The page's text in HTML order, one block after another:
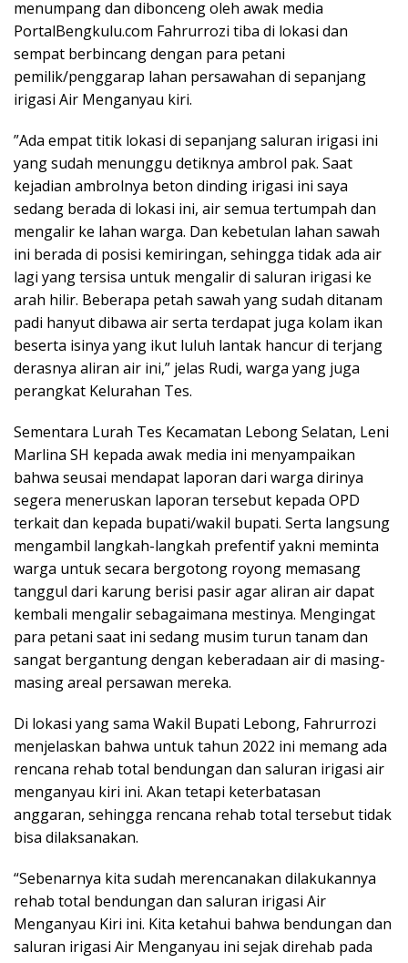
menumpang dan dibonceng oleh awak media
PortalBengkulu.com Fahrurrozi tiba di lokasi dan
sempat berbincang dengan para petani
pemilik/penggarap lahan persawahan di sepanjang
irigasi Air Menganyau kiri.
”Ada empat titik lokasi di sepanjang saluran irigasi ini
yang sudah menunggu detiknya ambrol pak. Saat
kejadian ambrolnya beton dinding irigasi ini saya
sedang berada di lokasi ini, air semua tertumpah dan
mengalir ke lahan warga. Dan kebetulan lahan sawah
ini berada di posisi kemiringan, sehingga tidak ada air
lagi yang tersisa untuk mengalir di saluran irigasi ke
arah hilir. Beberapa petah sawah yang sudah ditanam
padi hanyut dibawa air serta terdapat juga kolam ikan
beserta isinya yang ikut luluh lantak hancur di terjang
derasnya aliran air ini,” jelas Rudi, warga yang juga
perangkat Kelurahan Tes.
Sementara Lurah Tes Kecamatan Lebong Selatan, Leni
Marlina SH kepada awak media ini menyampaikan
bahwa seusai mendapat laporan dari warga dirinya
segera meneruskan laporan tersebut kepada OPD
terkait dan kepada bupati/wakil bupati. Serta langsung
mengambil langkah-langkah prefentif yakni meminta
warga untuk secara bergotong royong memasang
tanggul dari karung berisi pasir agar aliran air dapat
kembali mengalir sebagaimana mestinya. Mengingat
para petani saat ini sedang musim turun tanam dan
sangat bergantung dengan keberadaan air di masing-
masing areal persawan mereka.
Di lokasi yang sama Wakil Bupati Lebong, Fahrurrozi
menjelaskan bahwa untuk tahun 2022 ini memang ada
rencana rehab total bendungan dan saluran irigasi air
menganyau kiri ini. Akan tetapi keterbatasan
anggaran, sehingga rencana rehab total tersebut tidak
bisa dilaksanakan.
“Sebenarnya kita sudah merencanakan dilakukannya
rehab total bendungan dan saluran irigasi Air
Menganyau Kiri ini. Kita ketahui bahwa bendungan dan
saluran irigasi Air Menganyau ini sejak direhab pada